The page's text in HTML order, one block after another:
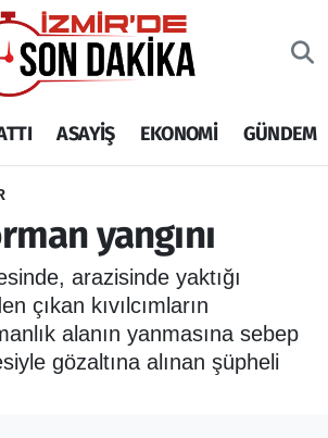
ASAYİŞ EKONOMİ GÜNDEM
yangını
arazisinde yaktığı
çıkan kıvılcımların
alanın yanmasına sebep
gözaltına alınan şüpheli
Eczaneler
Vakitleri
Haritası
ve Fikstür